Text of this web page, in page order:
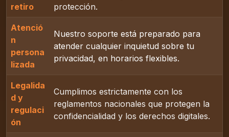
retiro
protección.
Atenció
n
persona
lizada
Nuestro soporte está preparado para
atender cualquier inquietud sobre tu
privacidad, en horarios flexibles.
Legalida
d y
regulaci
ón
Cumplimos estrictamente con los
reglamentos nacionales que protegen la
confidencialidad y los derechos digitales.